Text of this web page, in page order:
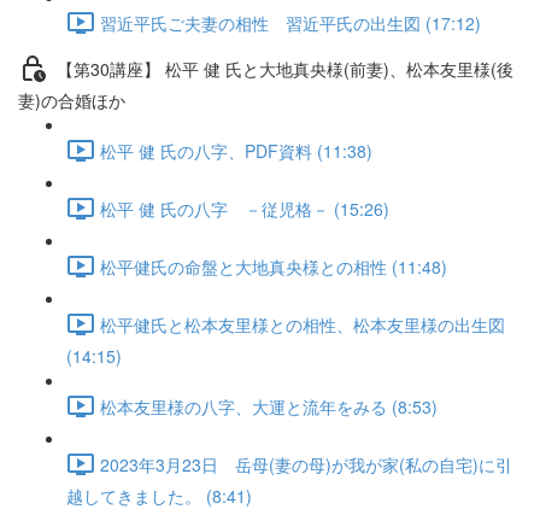
習近平氏ご夫妻の相性 習近平氏の出生図 (17:12)
【第30講座】 松平 健 氏と大地真央様(前妻)、松本友里様(後
妻)の合婚ほか
松平 健 氏の八字、PDF資料 (11:38)
松平 健 氏の八字 －従児格－ (15:26)
松平健氏の命盤と大地真央様との相性 (11:48)
松平健氏と松本友里様との相性、松本友里様の出生図
(14:15)
松本友里様の八字、大運と流年をみる (8:53)
2023年3月23日 岳母(妻の母)が我が家(私の自宅)に引
越してきました。 (8:41)